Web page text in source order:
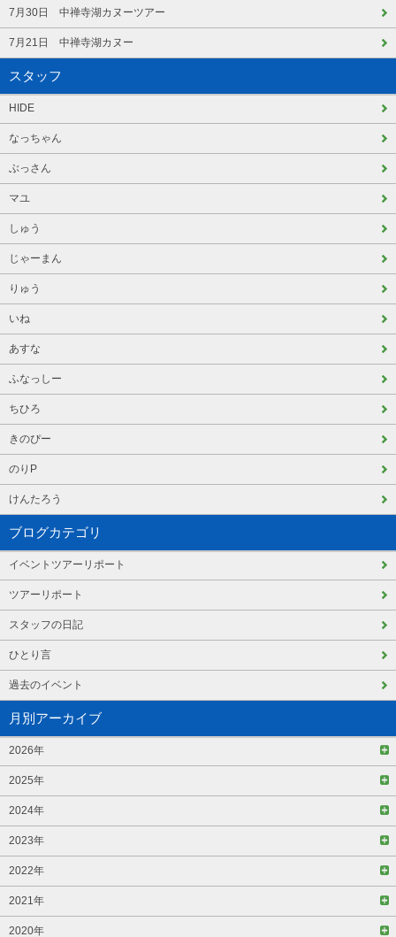
7月30日 中禅寺湖カヌーツアー
7月21日 中禅寺湖カヌー
スタッフ
HIDE
なっちゃん
ぶっさん
マユ
しゅう
じゃーまん
りゅう
いね
あすな
ふなっしー
ちひろ
きのぴー
のりP
けんたろう
ブログカテゴリ
イベントツアーリポート
ツアーリポート
スタッフの日記
ひとり言
過去のイベント
月別アーカイブ
2026年
2025年
2024年
2023年
2022年
2021年
2020年